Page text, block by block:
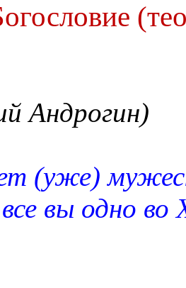
Андрогин)
(уже)
вы одно